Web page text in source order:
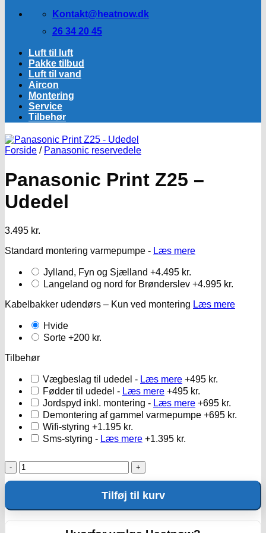
Kontakt@heatnow.dk
26 34 20 45
Luft til luft
Pakke tilbud
Luft til vand
Aircon
Montering
Service
Tilbehør
Forside / Panasonic reservedele
Panasonic Print Z25 –
Udedel
3.495 kr.
Standard montering varmepumpe - Læs mere
Jylland, Fyn og Sjælland +4.495 kr.
Langeland og nord for Brønderslev +4.995 kr.
Kabelbakker udendørs – Kun ved montering Læs mere
Hvide
Sorte +200 kr.
Tilbehør
Vægbeslag til udedel - Læs mere +495 kr.
Fødder til udedel - Læs mere +495 kr.
Jordspyd inkl. montering - Læs mere +695 kr.
Demontering af gammel varmepumpe +695 kr.
Wifi-styring +1.195 kr.
Sms-styring - Læs mere +1.395 kr.
Panasonic
Print
Udedel
Tilføj til kurv